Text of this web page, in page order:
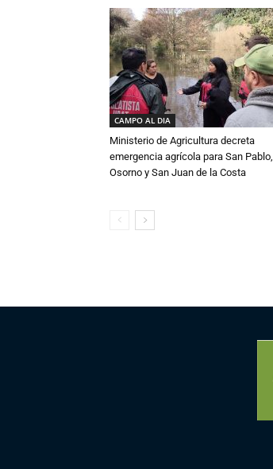
CAMPO AL DIA
Ministerio de Agricultura decreta
emergencia agrícola para San Pablo,
Osorno y San Juan de la Costa